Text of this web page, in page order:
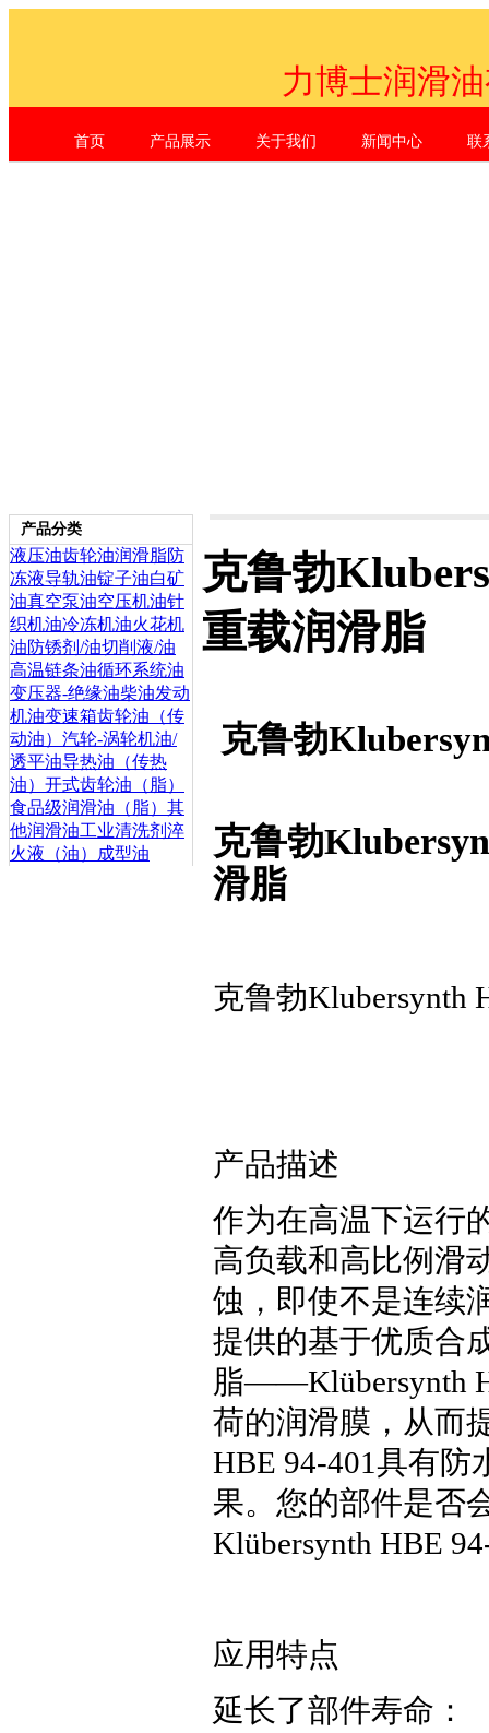
力博士润滑
Shenzhen Li Dr. Industrial Co.,
首页 产品展示 关于我们 新闻中心 联
产品分类
液压油齿轮油润滑脂防
冻液导轨油锭子油白矿
油真空泵油空压机油针
织机油冷冻机油火花机
油防锈剂/油切削液/油
高温链条油循环系统油
变压器-绝缘油柴油发动
机油变速箱齿轮油（传
动油） 汽轮-涡轮机油/
透平油导热油（传热
油） 开式齿轮油（脂）
食品级润滑油（脂） 其
他润滑油工业清洗剂 淬
火液（油）
成型油
克鲁勃
重载润滑脂
克鲁勃
克鲁勃
滑脂
克鲁勃Klubersynth
产品描述
作为在高温下运行
高负载和高比例滑
蚀，即使不是连续
提供的基于优质合
脂——Klübersynth
荷的润滑膜，从而
HBE 94-401具有
果。您的部件是否
Klübersynth HBE
应用特点
延长了部件寿命：